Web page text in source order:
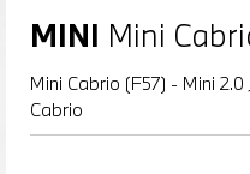
MINI Mini
Mini Cabrio (F57) - Mini
Cabrio